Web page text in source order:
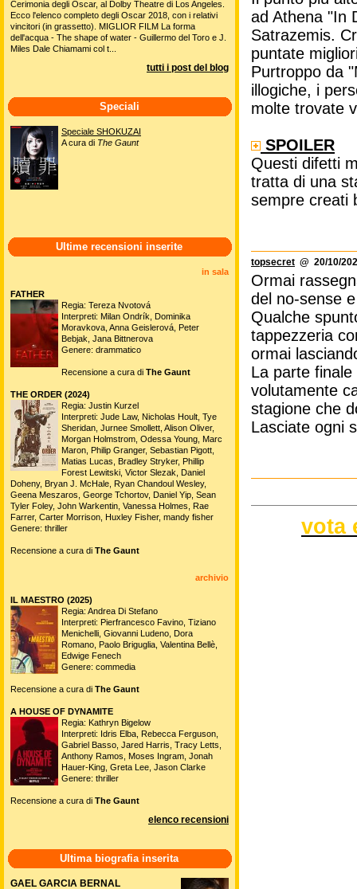
ad Athena "In
Satrazemis.
puntate
Purtroppo da
illogiche, i
molte trovate
SPOILER
Questi difetti
tratta di una
sempre creati
topsecret @ 20/10/
Ormai
del no-sense
Qualche
tappezzeria
ormai
La parte
volutamente
stagione che
Lasciate ogni
vota
Cerimonia degli Oscar, al Dolby Theatre di Los Angeles.
Ecco l'elenco completo degli Oscar 2018, con i relativi
vincitori (in grassetto). MIGLIOR FILM La forma
dell'acqua - The shape of water - Guillermo del Toro e J.
Miles Dale Chiamami col t...
tutti i post del blog
Speciali
Speciale SHOKUZAI
A cura di The Gaunt
Ultime recensioni inserite
in sala
FATHER
Regia: Tereza Nvotová
Interpreti: Milan Ondrík, Dominika
Moravkova, Anna Geislerová, Peter
Bebjak, Jana Bittnerova
Genere: drammatico
Recensione a cura di The Gaunt
THE ORDER (2024)
Regia: Justin Kurzel
Interpreti: Jude Law, Nicholas Hoult, Tye
Sheridan, Jurnee Smollett, Alison Oliver,
Morgan Holmstrom, Odessa Young, Marc
Maron, Philip Granger, Sebastian Pigott,
Matias Lucas, Bradley Stryker, Phillip
Forest Lewitski, Victor Slezak, Daniel
Doheny, Bryan J. McHale, Ryan Chandoul Wesley,
Geena Meszaros, George Tchortov, Daniel Yip, Sean
Tyler Foley, John Warkentin, Vanessa Holmes, Rae
Farrer, Carter Morrison, Huxley Fisher, mandy fisher
Genere: thriller
Recensione a cura di The Gaunt
archivio
IL MAESTRO (2025)
Regia: Andrea Di Stefano
Interpreti: Pierfrancesco Favino, Tiziano
Menichelli, Giovanni Ludeno, Dora
Romano, Paolo Briguglia, Valentina Bellè,
Edwige Fenech
Genere: commedia
Recensione a cura di The Gaunt
A HOUSE OF DYNAMITE
Regia: Kathryn Bigelow
Interpreti: Idris Elba, Rebecca Ferguson,
Gabriel Basso, Jared Harris, Tracy Letts,
Anthony Ramos, Moses Ingram, Jonah
Hauer-King, Greta Lee, Jason Clarke
Genere: thriller
Recensione a cura di The Gaunt
elenco recensioni
Ultima biografia inserita
GAEL GARCIA BERNAL